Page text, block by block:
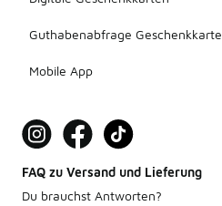
Guthabenabfrage Geschenkkarte
Mobile App
FAQ zu Versand und Lieferung
Du brauchst Antworten?